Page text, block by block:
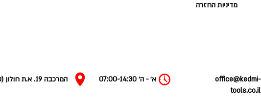
מדיניות החזרה
המרכבה 19. א.ת חולון (קומה 2 ברמפה) חניה חינם א׳ - ה׳ 07:00-14:30
office@kedmi-
tools.co.il